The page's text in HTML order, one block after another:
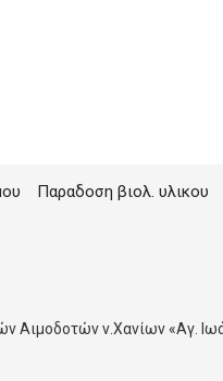
Παραδοση βιολ. υλικου
Αιμοδοτών ν.Χανίων «Αγ.